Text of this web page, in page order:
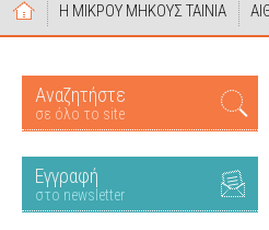
Η ΜΙΚΡΟΥ ΜΗΚΟΥΣ ΤΑΙΝΙΑ
Αναζητήστε
σε όλο το site
Εγγραφή
στο newsletter